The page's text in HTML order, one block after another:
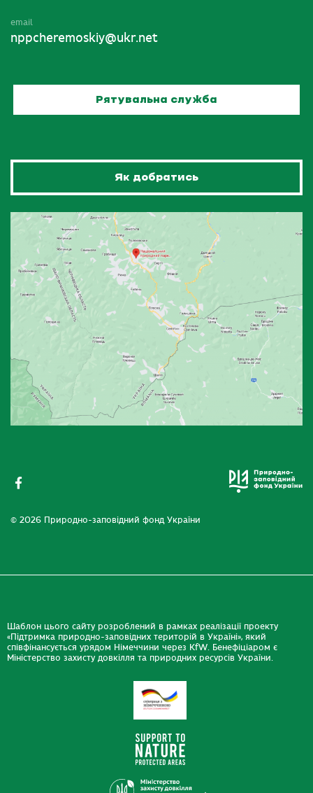
email
nppcheremoskiy@ukr.net
Рятувальна служба
Як добратись
© 2026 Природно-заповідний фонд України
Шаблон цього сайту розроблений в рамках реалізації проекту
«Підтримка природно-заповідних територій в Україні», який
співфінансується урядом Німеччини через KfW. Бенефіціаром є
Міністерство захисту довкілля та природних ресурсів України.